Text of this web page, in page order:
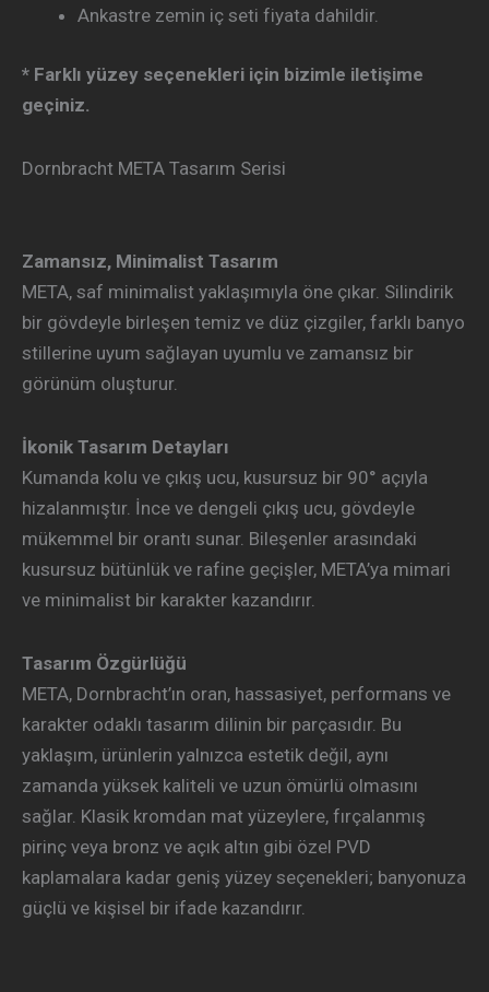
Ankastre zemin iç seti fiyata dahildir.
* Farklı yüzey seçenekleri için bizimle iletişime
geçiniz.
Dornbracht META Tasarım Serisi
Zamansız, Minimalist Tasarım
META, saf minimalist yaklaşımıyla öne çıkar. Silindirik
bir gövdeyle birleşen temiz ve düz çizgiler, farklı banyo
stillerine uyum sağlayan uyumlu ve zamansız bir
görünüm oluşturur.
İkonik Tasarım Detayları
Kumanda kolu ve çıkış ucu, kusursuz bir 90° açıyla
hizalanmıştır. İnce ve dengeli çıkış ucu, gövdeyle
mükemmel bir orantı sunar. Bileşenler arasındaki
kusursuz bütünlük ve rafine geçişler, META’ya mimari
ve minimalist bir karakter kazandırır.
Tasarım Özgürlüğü
META, Dornbracht’ın oran, hassasiyet, performans ve
karakter odaklı tasarım dilinin bir parçasıdır. Bu
yaklaşım, ürünlerin yalnızca estetik değil, aynı
zamanda yüksek kaliteli ve uzun ömürlü olmasını
sağlar. Klasik kromdan mat yüzeylere, fırçalanmış
pirinç veya bronz ve açık altın gibi özel PVD
kaplamalara kadar geniş yüzey seçenekleri; banyonuza
güçlü ve kişisel bir ifade kazandırır.